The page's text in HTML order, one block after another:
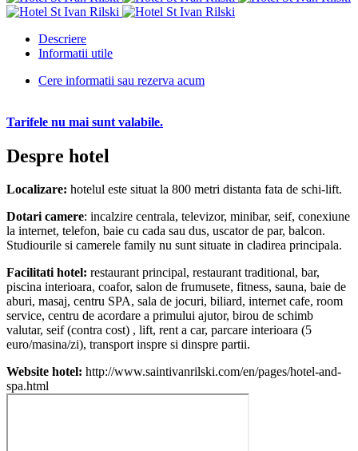
Descriere
Informatii utile
Cere informatii sau rezerva acum
Tarifele nu mai sunt valabile.
Despre hotel
Localizare: hotelul este situat la 800 metri distanta fata de schi-lift.
Dotari camere: incalzire centrala, televizor, minibar, seif, conexiune
la internet, telefon, baie cu cada sau dus, uscator de par, balcon.
Studiourile si camerele family nu sunt situate in cladirea principala.
Facilitati hotel: restaurant principal, restaurant traditional, bar,
piscina interioara, coafor, salon de frumusete, fitness, sauna, baie de
aburi, masaj, centru SPA, sala de jocuri, biliard, internet cafe, room
service, centru de acordare a primului ajutor, birou de schimb
valutar, seif (contra cost) , lift, rent a car, parcare interioara (5
euro/masina/zi), transport inspre si dinspre partii.
Website hotel: http://www.saintivanrilski.com/en/pages/hotel-and-
spa.html